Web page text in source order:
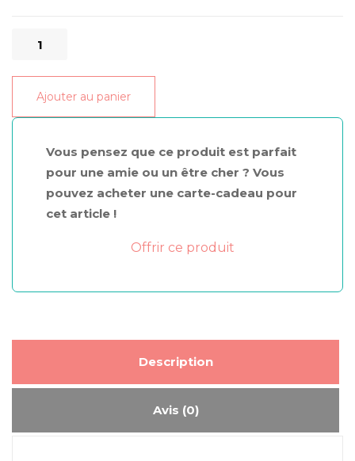
quantité
Coffret
savon
et
Moana
Ajouter au panier
Vous pensez que ce produit est parfait
pour une amie ou un être cher ? Vous
pouvez acheter une carte-cadeau pour
cet article !
Offrir ce produit
Description
Avis (0)